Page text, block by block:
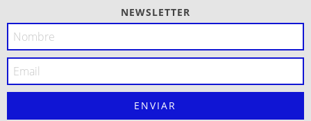
NEWSLETTER